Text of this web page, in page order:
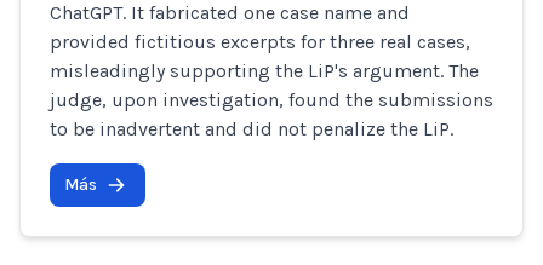
ChatGPT. It fabricated one case name and
provided fictitious excerpts for three real cases,
misleadingly supporting the LiP's argument. The
judge, upon investigation, found the submissions
to be inadvertent and did not penalize the LiP.
Más